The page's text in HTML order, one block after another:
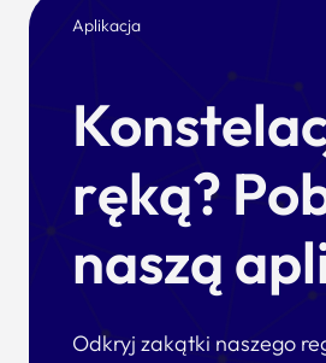
Aplikacja
ręką?
naszą
Odkryj zakątki naszego